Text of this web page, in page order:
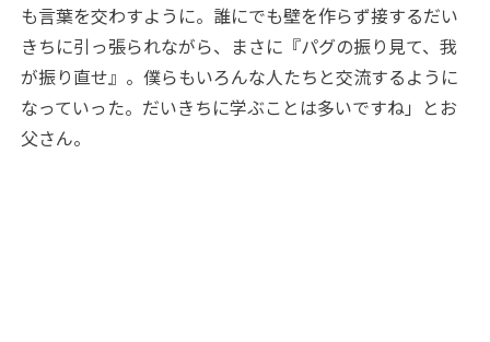
も言葉を交わすように。誰にでも壁を作らず接するだい
きちに引っ張られながら、まさに『パグの振り見て、我
が振り直せ』。僕らもいろんな人たちと交流するように
なっていった。だいきちに学ぶことは多いですね」とお
父さん。